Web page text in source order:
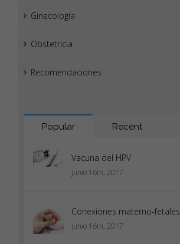
Ginecología
Obstetricia
Recomendaciones
Popular Recent
Vacuna del HPV
junio 16th, 2017
Conexiones materno-fetales
junio 16th, 2017